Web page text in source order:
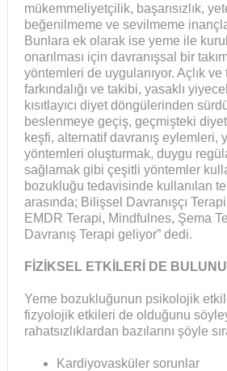
mükemmeliyetçilik, başarısızlık,
beğenilmeme ve sevilmeme
Bunlara ek olarak ise yeme ile
onarılması için davranışsal bir
yöntemleri de uygulanıyor. Açlık
farkındalığı ve takibi, yasaklı
kısıtlayıcı diyet döngülerinden
beslenmeye geçiş, geçmişteki
keşfi, alternatif davranış eylemleri,
yöntemleri oluşturmak, duygu
sağlamak gibi çeşitli yöntemler
bozukluğu tedavisinde kullanılan
arasında; Bilişsel Davranışçı
EMDR Terapi, Mindfulnes, Şema
Davranış Terapi geliyor” dedi.
FİZİKSEL ETKİLERİ DE
Yeme bozukluğunun psikolojik
fizyolojik etkileri de olduğunu
rahatsızlıklardan bazılarını şöyle
Kardiyovasküler sorunlar